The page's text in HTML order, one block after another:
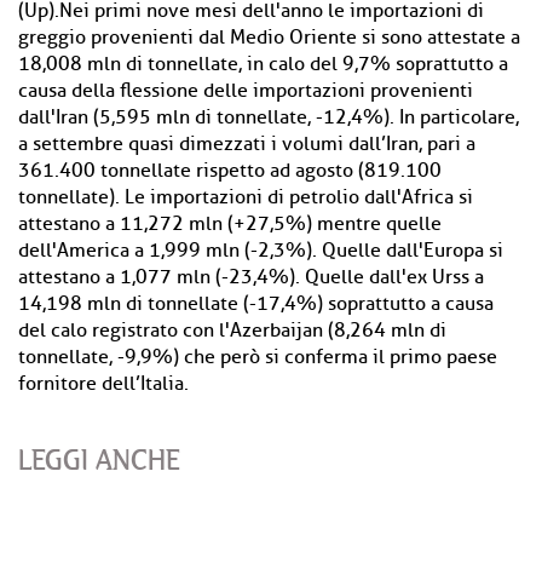
(Up).Nei primi nove mesi dell'anno le importazioni di
greggio provenienti dal Medio Oriente si sono attestate a
18,008 mln di tonnellate, in calo del 9,7% soprattutto a
causa della flessione delle importazioni provenienti
dall'Iran (5,595 mln di tonnellate, -12,4%). In particolare,
a settembre quasi dimezzati i volumi dall’Iran, pari a
361.400 tonnellate rispetto ad agosto (819.100
tonnellate). Le importazioni di petrolio dall'Africa si
attestano a 11,272 mln (+27,5%) mentre quelle
dell'America a 1,999 mln (-2,3%). Quelle dall'Europa si
attestano a 1,077 mln (-23,4%). Quelle dall'ex Urss a
14,198 mln di tonnellate (-17,4%) soprattutto a causa
del calo registrato con l'Azerbaijan (8,264 mln di
tonnellate, -9,9%) che però si conferma il primo paese
fornitore dell’Italia.
LEGGI ANCHE